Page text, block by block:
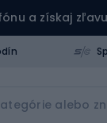
a získaj zľavu